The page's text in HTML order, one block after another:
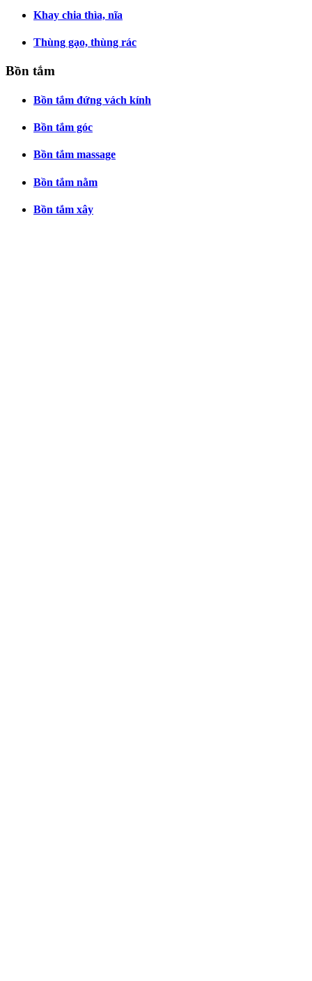
Khay chia thìa, nĩa
Thùng gạo, thùng rác
Bồn tắm
Bồn tắm đứng vách kính
Bồn tắm góc
Bồn tắm massage
Bồn tắm nằm
Bồn tắm xây